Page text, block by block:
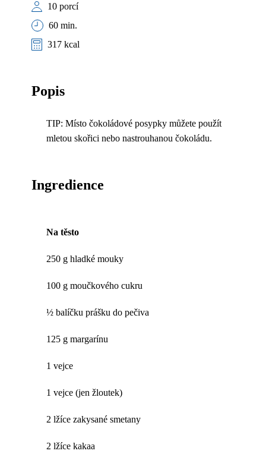
10 porcí
60 min.
317 kcal
Popis
TIP: Místo čokoládové posypky můžete použít
mletou skořici nebo nastrouhanou čokoládu.
Ingredience
Na těsto
250 g hladké mouky
100 g moučkového cukru
½ balíčku prášku do pečiva
125 g margarínu
1 vejce
1 vejce (jen žloutek)
2 lžíce zakysané smetany
2 lžíce kakaa